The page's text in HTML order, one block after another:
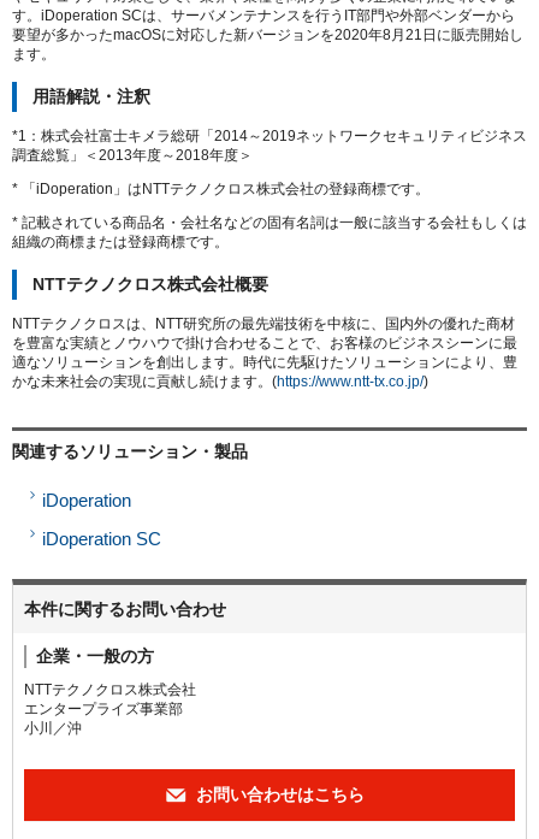
す。iDoperation SCは、サーバメンテナンスを行うIT部門や外部ベンダーから
要望が多かったmacOSに対応した新バージョンを2020年8月21日に販売開始し
ます。
用語解説・注釈
*1：株式会社富士キメラ総研「2014～2019ネットワークセキュリティビジネス
調査総覧」＜2013年度～2018年度＞
* 「iDoperation」はNTTテクノクロス株式会社の登録商標です。
* 記載されている商品名・会社名などの固有名詞は一般に該当する会社もしくは
組織の商標または登録商標です。
NTTテクノクロス株式会社概要
NTTテクノクロスは、NTT研究所の最先端技術を中核に、国内外の優れた商材
を豊富な実績とノウハウで掛け合わせることで、お客様のビジネスシーンに最
適なソリューションを創出します。時代に先駆けたソリューションにより、豊
かな未来社会の実現に貢献し続けます。(https://www.ntt-tx.co.jp/)
関連するソリューション・製品
iDoperation
iDoperation SC
本件に関するお問い合わせ
企業・一般の方
NTTテクノクロス株式会社
エンタープライズ事業部
小川／沖
お問い合わせはこちら